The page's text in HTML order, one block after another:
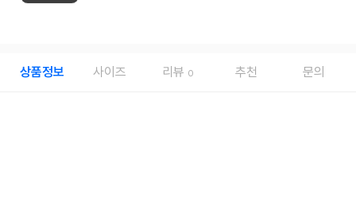
상품정보 사이즈 리뷰 0 추천 문의